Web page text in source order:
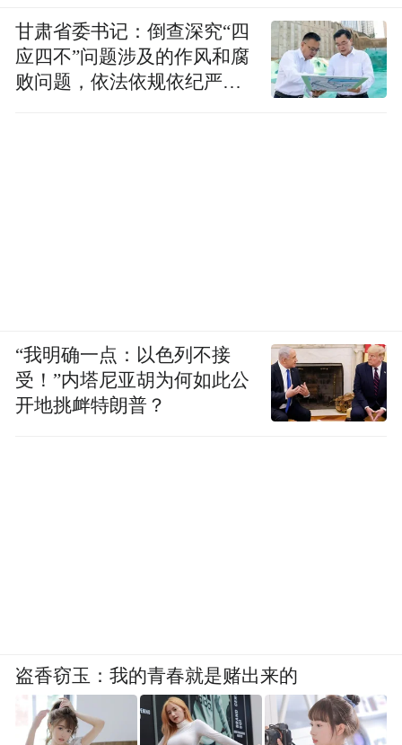
甘肃省委书记：倒查深究“四
应四不”问题涉及的作风和腐
败问题，依法依规依纪严肃
“我明确一点：以色列不接
受！”内塔尼亚胡为何如此公
开地挑衅特朗普？
盗香窃玉：我的青春就是赌出来的